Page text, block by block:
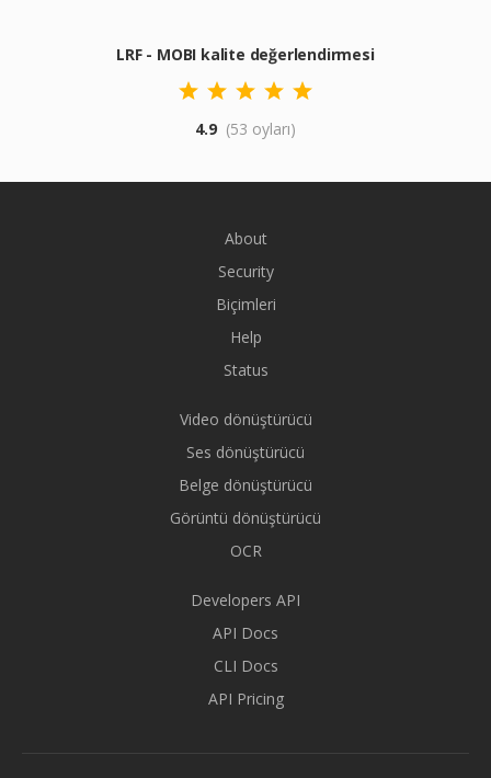
LRF - MOBI kalite değerlendirmesi
4.9 (53 oyları)
About
Security
Biçimleri
Help
Status
Video dönüştürücü
Ses dönüştürücü
Belge dönüştürücü
Görüntü dönüştürücü
OCR
Developers API
API Docs
CLI Docs
API Pricing